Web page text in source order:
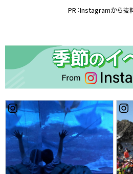
色んなイベントが今後できるよ
す #コパンスポーツクラブ東海#
コパン#コパン東海#東海市#大
池公園#桜#水上遊具#スポーツ
クラブ#スイミング#子供スイミ
ング#習い事
ン
言
テ
#
ス
PR：Instagramから抜